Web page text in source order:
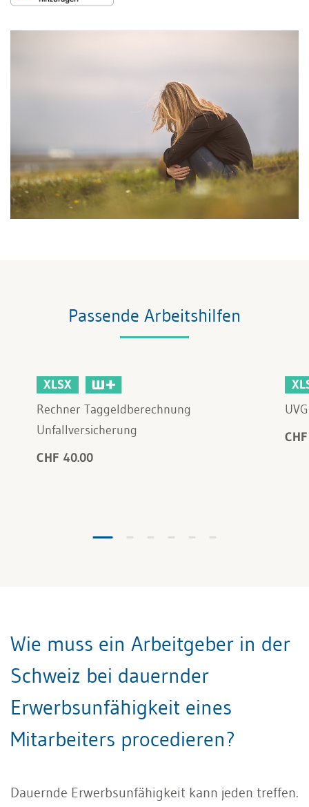
Passende Arbeitshilfen
XLSX
Rechner Taggeldberechnung
Unfallversicherung
CHF 40.00
Wie muss ein Arbeitgeber in der
Schweiz bei dauernder
Erwerbsunfähigkeit eines
Mitarbeiters procedieren?
Dauernde Erwerbsunfähigkeit kann jeden treffen.